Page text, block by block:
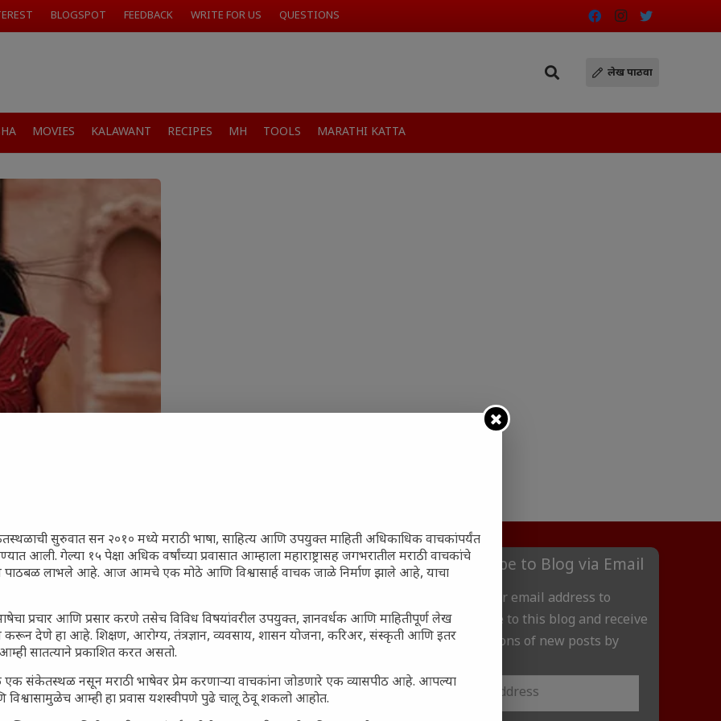
BLOGSPOT FEEDBACK WRITE FOR US QUESTIONS
लेख पाठवा
MOVIES KALAWANT RECIPES MH TOOLS MARATHI KATTA
गावठी उपाय – घरच्या
प्राथमिक आराम
किल्ल्यांचे महत्त्व : स्वराज्याच्या
साक्षीदार
आणि हरवत चाललेली
: आजच्या तरुणांच्या मनात
चाललंय?
Subscribe to Blog via Email
Enter your email address to
subscribe to this blog and receive
notifications of new posts by
सुरुवात सन २०१० मध्ये मराठी भाषा, साहित्य आणि उपयुक्त माहिती अधिकाधिक वाचकांपर्यंत
आली. गेल्या १५ पेक्षा अधिक वर्षांच्या प्रवासात आम्हाला महाराष्ट्रासह जगभरातील मराठी वाचकांचे
पाठबळ लाभले आहे. आज आमचे एक मोठे आणि विश्वासार्ह वाचक जाळे निर्माण झाले आहे, याचा
प्रचार आणि प्रसार करणे तसेच विविध विषयांवरील उपयुक्त, ज्ञानवर्धक आणि माहितीपूर्ण लेख
करून देणे हा आहे. शिक्षण, आरोग्य, तंत्रज्ञान, व्यवसाय, शासन योजना, करिअर, संस्कृती आणि इतर
सातत्याने प्रकाशित करत असतो.
संकेतस्थळ नसून मराठी भाषेवर प्रेम करणाऱ्या वाचकांना जोडणारे एक व्यासपीठ आहे. आपल्या
आम्ही हा प्रवास यशस्वीपणे पुढे चालू ठेवू शकलो आहोत.